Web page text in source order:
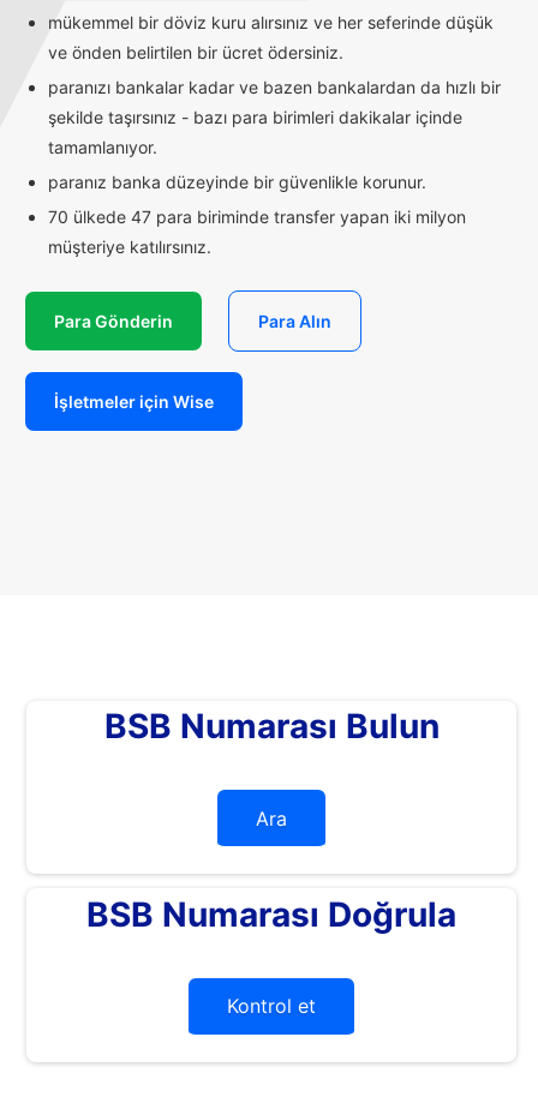
mükemmel bir döviz kuru alırsınız ve her seferinde düşük
ve önden belirtilen bir ücret ödersiniz.
paranızı bankalar kadar ve bazen bankalardan da hızlı bir
şekilde taşırsınız - bazı para birimleri dakikalar içinde
tamamlanıyor.
paranız banka düzeyinde bir güvenlikle korunur.
70 ülkede 47 para biriminde transfer yapan iki milyon
müşteriye katılırsınız.
Para Gönderin Para Alın
İşletmeler için Wise
BSB Numarası Bulun
Ara
BSB Numarası Doğrula
Kontrol et